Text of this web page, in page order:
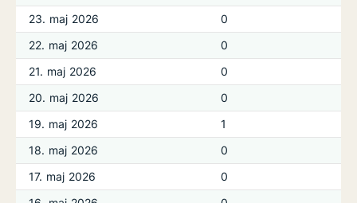
23. maj 2026
0
22. maj 2026
0
21. maj 2026
0
20. maj 2026
0
19. maj 2026
1
18. maj 2026
0
17. maj 2026
0